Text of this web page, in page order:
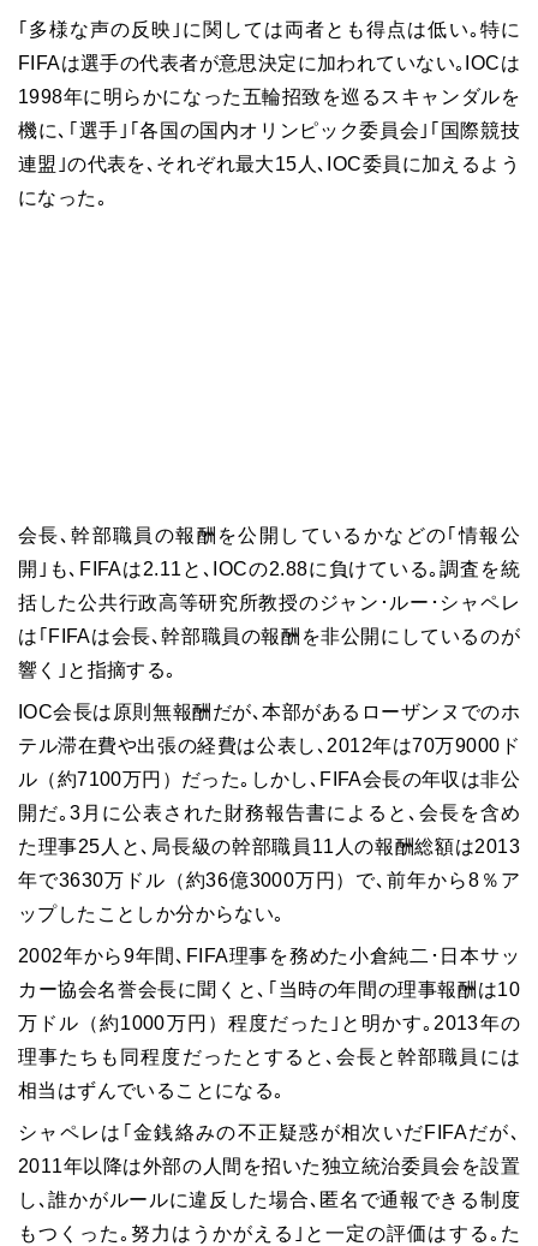
｢多様な声の反映｣に関しては両者とも得点は低い｡特に
FIFAは選手の代表者が意思決定に加われていない｡IOCは
1998年に明らかになった五輪招致を巡るスキャンダルを
機に､｢選手｣｢各国の国内オリンピック委員会｣｢国際競技
連盟｣の代表を､それぞれ最大15人､IOC委員に加えるよう
になった｡
会長､幹部職員の報酬を公開しているかなどの｢情報公
開｣も､FIFAは2.11と､IOCの2.88に負けている｡調査を統
括した公共行政高等研究所教授のジャン･ルー･シャペレ
は｢FIFAは会長､幹部職員の報酬を非公開にしているのが
響く｣と指摘する｡
IOC会長は原則無報酬だが､本部があるローザンヌでのホ
テル滞在費や出張の経費は公表し､2012年は70万9000ド
ル（約7100万円）だった｡しかし､FIFA会長の年収は非公
開だ｡3月に公表された財務報告書によると､会長を含め
た理事25人と､局長級の幹部職員11人の報酬総額は2013
年で3630万ドル（約36億3000万円）で､前年から8％ア
ップしたことしか分からない｡
2002年から9年間､FIFA理事を務めた小倉純二･日本サッ
カー協会名誉会長に聞くと､｢当時の年間の理事報酬は10
万ドル（約1000万円）程度だった｣と明かす｡2013年の
理事たちも同程度だったとすると､会長と幹部職員には
相当はずんでいることになる｡
シャペレは｢金銭絡みの不正疑惑が相次いだFIFAだが､
2011年以降は外部の人間を招いた独立統治委員会を設置
し､誰かがルールに違反した場合､匿名で通報できる制度
もつくった｡努力はうかがえる｣と一定の評価はする｡た